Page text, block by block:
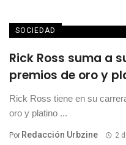
SOCIEDAD
Rick Ross suma a
premios de oro y
Rick Ross tiene en su
oro y platino ...
Por Redacción Urbzine 2